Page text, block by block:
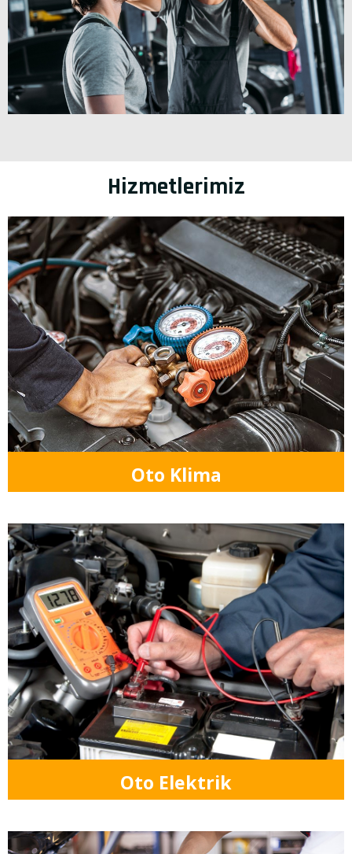
Hizmetlerimiz
Oto Klima
Oto Elektrik